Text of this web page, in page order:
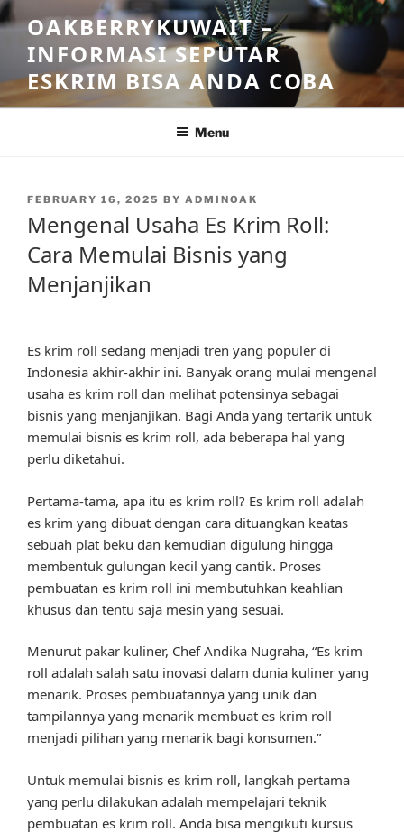
Skip
to
content
OAKBERRYKUWAIT –
INFORMASI SEPUTAR
ESKRIM BISA ANDA COBA
Menu
POSTED
FEBRUARY 16, 2025 BY ADMINOAK
Mengenal Usaha Es Krim Roll:
Cara Memulai Bisnis yang
Menjanjikan
Es krim roll sedang menjadi tren yang populer di
Indonesia akhir-akhir ini. Banyak orang mulai mengenal
usaha es krim roll dan melihat potensinya sebagai
bisnis yang menjanjikan. Bagi Anda yang tertarik untuk
memulai bisnis es krim roll, ada beberapa hal yang
perlu diketahui.
Pertama-tama, apa itu es krim roll? Es krim roll adalah
es krim yang dibuat dengan cara dituangkan keatas
sebuah plat beku dan kemudian digulung hingga
membentuk gulungan kecil yang cantik. Proses
pembuatan es krim roll ini membutuhkan keahlian
khusus dan tentu saja mesin yang sesuai.
Menurut pakar kuliner, Chef Andika Nugraha, “Es krim
roll adalah salah satu inovasi dalam dunia kuliner yang
menarik. Proses pembuatannya yang unik dan
tampilannya yang menarik membuat es krim roll
menjadi pilihan yang menarik bagi konsumen.”
Untuk memulai bisnis es krim roll, langkah pertama
yang perlu dilakukan adalah mempelajari teknik
pembuatan es krim roll. Anda bisa mengikuti kursus